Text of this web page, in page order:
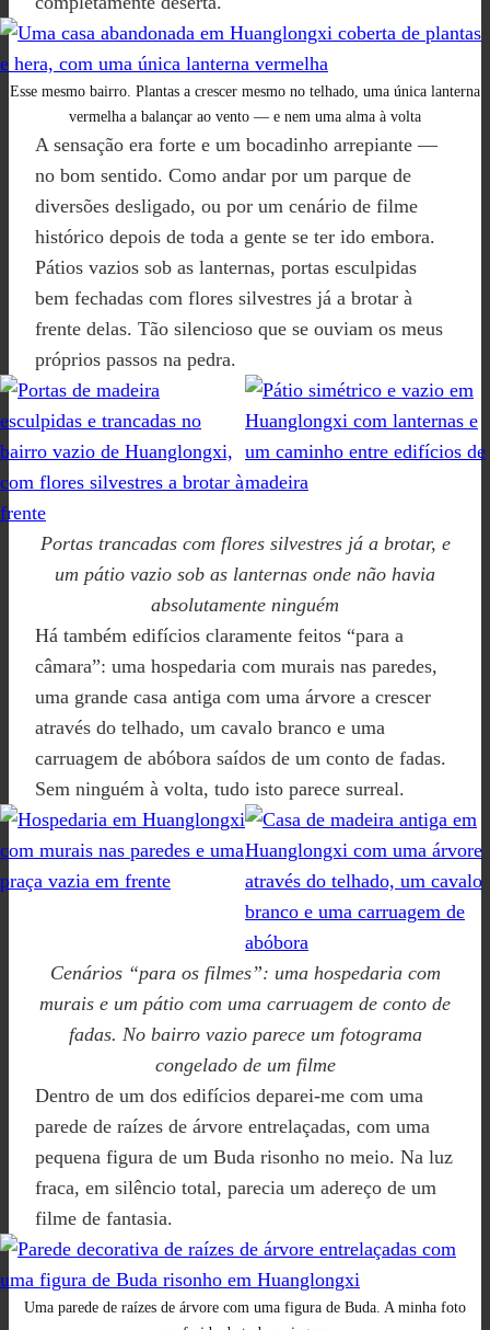
Esse mesmo bairro. Plantas a crescer mesmo no telhado, uma única lanterna
vermelha a balançar ao vento — e nem uma alma à volta
A sensação era forte e um bocadinho arrepiante —
no bom sentido. Como andar por um parque de
diversões desligado, ou por um cenário de filme
histórico depois de toda a gente se ter ido embora.
Pátios vazios sob as lanternas, portas esculpidas
bem fechadas com flores silvestres já a brotar à
frente delas. Tão silencioso que se ouviam os meus
próprios passos na pedra.
Portas trancadas com flores silvestres já a brotar, e
um pátio vazio sob as lanternas onde não havia
absolutamente ninguém
Há também edifícios claramente feitos “para a
câmara”: uma hospedaria com murais nas paredes,
uma grande casa antiga com uma árvore a crescer
através do telhado, um cavalo branco e uma
carruagem de abóbora saídos de um conto de fadas.
Sem ninguém à volta, tudo isto parece surreal.
Cenários “para os filmes”: uma hospedaria com
murais e um pátio com uma carruagem de conto de
fadas. No bairro vazio parece um fotograma
congelado de um filme
Dentro de um dos edifícios deparei-me com uma
parede de raízes de árvore entrelaçadas, com uma
pequena figura de um Buda risonho no meio. Na luz
fraca, em silêncio total, parecia um adereço de um
filme de fantasia.
Uma parede de raízes de árvore com uma figura de Buda. A minha foto